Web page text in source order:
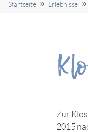
Startseite Erlebnisse
Zur
2015